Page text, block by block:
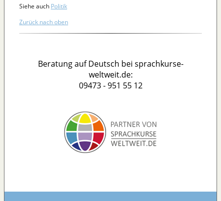
Siehe auch Politik
Zurück nach oben
Beratung auf Deutsch bei sprachkurse-
weltweit.de:
09473 - 951 55 12